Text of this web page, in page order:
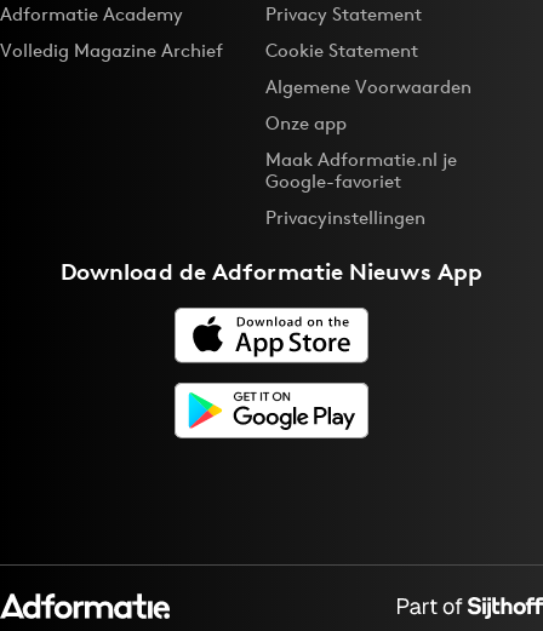
Adformatie Academy
Volledig Magazine Archief
Privacy Statement
Cookie Statement
Algemene Voorwaarden
Onze app
Maak Adformatie.nl je
Google-favoriet
Privacyinstellingen
Download deAdformatie Nieuws App